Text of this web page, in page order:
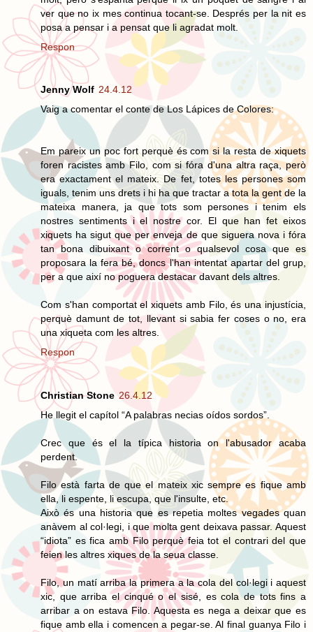
ver que no ix mes continua tocant-se. Després per la nit es
posa a pensar i a pensat que li agradat molt.
Respon
Jenny Wolf 24.4.12
Vaig a comentar el conte de Los Lápices de Colores:
Em pareix un poc fort perquè és com si la resta de xiquets
foren racistes amb Filo, com si fóra d'una altra raça, però
era exactament el mateix. De fet, totes les persones som
iguals, tenim uns drets i hi ha que tractar a tota la gent de la
mateixa manera, ja que tots som persones i tenim els
nostres sentiments i el nostre cor. El que han fet eixos
xiquets ha sigut que per enveja de que siguera nova i fóra
tan bona dibuixant o corrent o qualsevol cosa que es
proposara la fera bé, doncs l'han intentat apartar del grup,
per a que així no poguera destacar davant dels altres.
Com s'han comportat el xiquets amb Filo, és una injustícia,
perquè damunt de tot, llevant si sabia fer coses o no, era
una xiqueta com les altres.
Respon
Christian Stone 26.4.12
He llegit el capítol “A palabras necias oídos sordos”.
Crec que és el la típica historia on l'abusador acaba
perdent.
Filo està farta de que el mateix xic sempre es fique amb
ella, li espente, li escupa, que l'insulte, etc.
Això és una historia que es repetia moltes vegades quan
anàvem al col·legi, i que molta gent deixava passar. Aquest
“idiota” es fica amb Filo perquè feia tot el contrari del que
feien les altres xiques de la seua classe.
Filo, un matí arriba la primera a la cola del col·legi i aquest
xic, que arriba el cinqué o el sisé, es cola de tots fins a
arribar a on estava Filo. Aquesta es nega a deixar que es
fique amb ella i comencen a pegar-se. Al final guanya Filo i